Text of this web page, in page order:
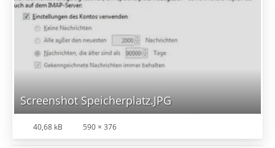
Screenshot Speicherplatz.JPG
40,68 kB 590 × 376